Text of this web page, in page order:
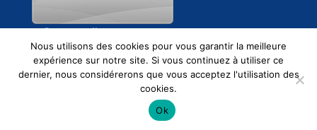
Support clients
2021 © EMS Informatique -
Nous utilisons des cookies pour vous garantir la meilleure
expérience sur notre site. Si vous continuez à utiliser ce
dernier, nous considérerons que vous acceptez l'utilisation des
cookies.
Ok